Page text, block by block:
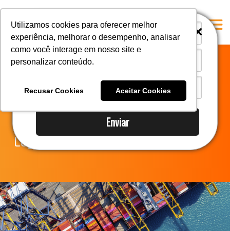
Enviar
Utilizamos cookies para oferecer melhor
experiência, melhorar o desempenho, analisar
como você interage em nosso site e
personalizar conteúdo.
Recusar Cookies Aceitar Cookies
i
i
A Mastersul
Responsabilidade social
E-books
Contato
Notícias do
Comércio Exterior
Legislação